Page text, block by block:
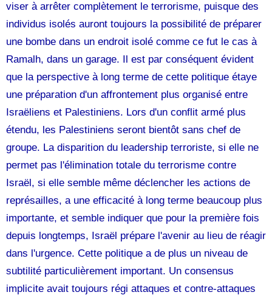
viser à arrêter complètement le terrorisme, puisque des
individus isolés auront toujours la possibilité de préparer
une bombe dans un endroit isolé comme ce fut le cas à
Ramalh, dans un garage. Il est par conséquent évident
que la perspective à long terme de cette politique étaye
une préparation d'un affrontement plus organisé entre
Israëliens et Palestiniens. Lors d'un conflit armé plus
étendu, les Palestiniens seront bientôt sans chef de
groupe. La disparition du leadership terroriste, si elle ne
permet pas l'élimination totale du terrorisme contre
Israël, si elle semble même déclencher les actions de
représailles, a une efficacité à long terme beaucoup plus
importante, et semble indiquer que pour la première fois
depuis longtemps, Israël prépare l'avenir au lieu de réagir
dans l'urgence. Cette politique a de plus un niveau de
subtilité particulièrement important. Un consensus
implicite avait toujours régi attaques et contre-attaques